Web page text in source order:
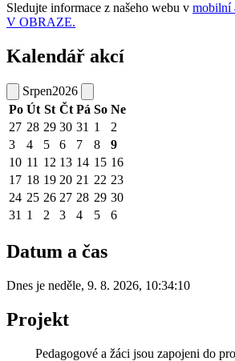
Sledujte informace z našeho webu v mobilní
V OBRAZE.
Kalendář akcí
Srpen2026
Po Út St Čt Pá So Ne
27 28 29 30 31 1
2
3
4 5 6 7 8
9
10 11 12 13 14 15 16
17 18 19 20 21 22 23
24 25 26 27 28 29 30
31 1 2 3 4 5 6
Datum a čas
Dnes je neděle, 9. 8. 2026, 10:34:10
Projekt
Pedagogové a žáci jsou zapojeni do